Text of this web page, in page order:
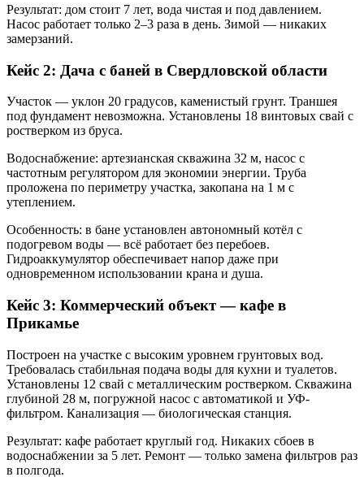
Результат: дом стоит 7 лет, вода чистая и под давлением.
Насос работает только 2–3 раза в день. Зимой — никаких
замерзаний.
Кейс 2: Дача с баней в Свердловской области
Участок — уклон 20 градусов, каменистый грунт. Траншея
под фундамент невозможна. Установлены 18 винтовых свай с
ростверком из бруса.
Водоснабжение: артезианская скважина 32 м, насос с
частотным регулятором для экономии энергии. Труба
проложена по периметру участка, закопана на 1 м с
утеплением.
Особенность: в бане установлен автономный котёл с
подогревом воды — всё работает без перебоев.
Гидроаккумулятор обеспечивает напор даже при
одновременном использовании крана и душа.
Кейс 3: Коммерческий объект — кафе в
Прикамье
Построен на участке с высоким уровнем грунтовых вод.
Требовалась стабильная подача воды для кухни и туалетов.
Установлены 12 свай с металлическим ростверком. Скважина
глубиной 28 м, погружной насос с автоматикой и УФ-
фильтром. Канализация — биологическая станция.
Результат: кафе работает круглый год. Никаких сбоев в
водоснабжении за 5 лет. Ремонт — только замена фильтров раз
в полгода.